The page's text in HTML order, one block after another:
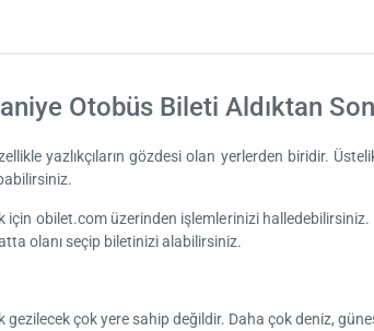
Otobüs Bileti Aldıktan
yazlıkçıların gözdesi olan yerlerden biridir.
obilet.com üzerinden işlemlerinizi
olanı seçip biletinizi alabilirsiniz.
gezilecek çok yere sahip değildir. Daha çok deniz,